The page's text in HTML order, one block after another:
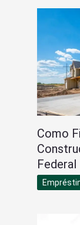
Como
Federal